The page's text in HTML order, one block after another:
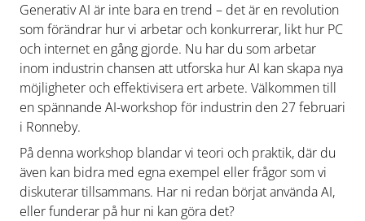
Generativ AI är inte bara en trend – det är en revolution
som förändrar hur vi arbetar och konkurrerar, likt hur PC
och internet en gång gjorde. Nu har du som arbetar
inom industrin chansen att utforska hur AI kan skapa nya
möjligheter och effektivisera ert arbete. Välkommen till
en spännande AI-workshop för industrin den 27 februari
i Ronneby.
På denna workshop blandar vi teori och praktik, där du
även kan bidra med egna exempel eller frågor som vi
diskuterar tillsammans. Har ni redan börjat använda AI,
eller funderar på hur ni kan göra det?